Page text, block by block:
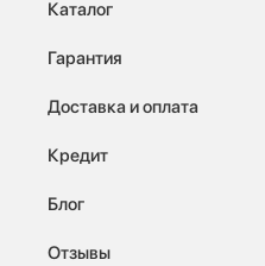
Каталог
Гарантия
Доставка и оплата
Кредит
Блог
Отзывы